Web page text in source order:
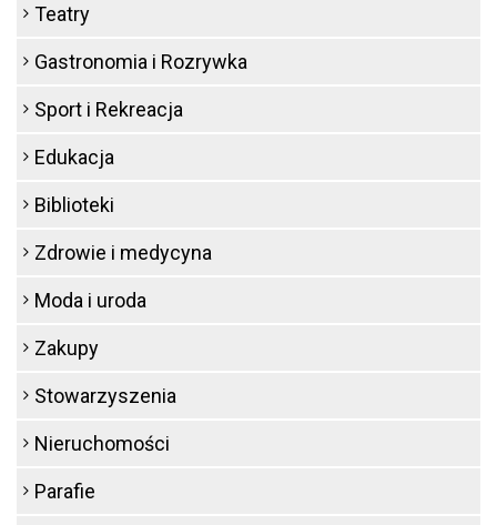
Teatry
Gastronomia i Rozrywka
Sport i Rekreacja
Edukacja
Biblioteki
Zdrowie i medycyna
Moda i uroda
Zakupy
Stowarzyszenia
Nieruchomości
Parafie